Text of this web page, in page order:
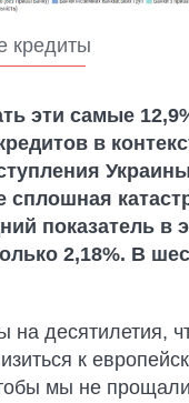
кредиты
эти самые
в
сплошная
показатель в
2,18%. В
на десятилетия,
к
мы не